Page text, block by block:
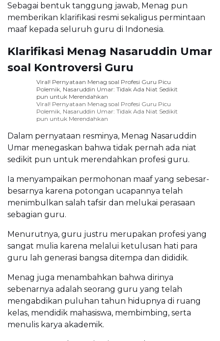
Sebagai bentuk tanggung jawab, Menag pun
memberikan klarifikasi resmi sekaligus permintaan
maaf kepada seluruh guru di Indonesia.
Klarifikasi Menag Nasaruddin Umar
soal Kontroversi Guru
Viral! Pernyataan Menag soal Profesi Guru Picu
Polemik, Nasaruddin Umar: Tidak Ada Niat Sedikit
pun untuk Merendahkan
Viral! Pernyataan Menag soal Profesi Guru Picu
Polemik, Nasaruddin Umar: Tidak Ada Niat Sedikit
pun untuk Merendahkan
Dalam pernyataan resminya, Menag Nasaruddin
Umar menegaskan bahwa tidak pernah ada niat
sedikit pun untuk merendahkan profesi guru.
Ia menyampaikan permohonan maaf yang sebesar-
besarnya karena potongan ucapannya telah
menimbulkan salah tafsir dan melukai perasaan
sebagian guru.
Menurutnya, guru justru merupakan profesi yang
sangat mulia karena melalui ketulusan hati para
guru lah generasi bangsa ditempa dan dididik.
Menag juga menambahkan bahwa dirinya
sebenarnya adalah seorang guru yang telah
mengabdikan puluhan tahun hidupnya di ruang
kelas, mendidik mahasiswa, membimbing, serta
menulis karya akademik.